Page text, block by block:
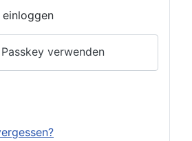
Passkey verwenden